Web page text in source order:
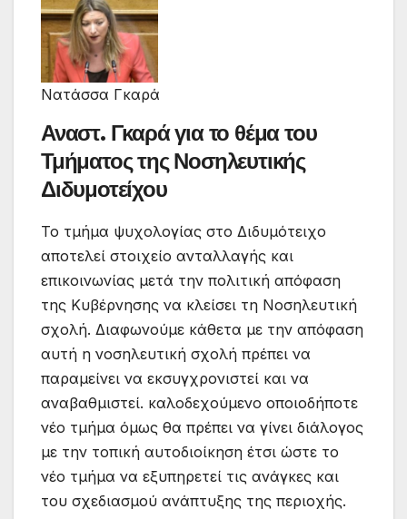
Νατάσσα Γκαρά
Αναστ. Γκαρά για το θέμα του
Τμήματος της Νοσηλευτικής
Διδυμοτείχου
Το τμήμα ψυχολογίας στο Διδυμότειχο
αποτελεί στοιχείο ανταλλαγής και
επικοινωνίας μετά την πολιτική απόφαση
της Κυβέρνησης να κλείσει τη Νοσηλευτική
σχολή. Διαφωνούμε κάθετα με την απόφαση
αυτή η νοσηλευτική σχολή πρέπει να
παραμείνει να εκσυγχρονιστεί και να
αναβαθμιστεί. καλοδεχούμενο οποιοδήποτε
νέο τμήμα όμως θα πρέπει να γίνει διάλογος
με την τοπική αυτοδιοίκηση έτσι ώστε το
νέο τμήμα να εξυπηρετεί τις ανάγκες και
του σχεδιασμού ανάπτυξης της περιοχής.